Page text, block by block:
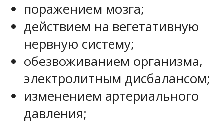
поражением мозга;
действием на вегетативную
нервную систему;
обезвоживанием организма,
электролитным дисбалансом;
изменением артериального
давления;